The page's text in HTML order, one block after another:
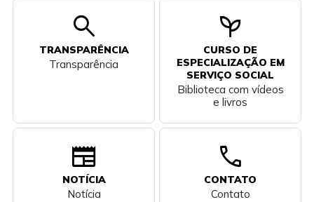
search
TRANSPARÊNCIA
Transparência
psychiatry
CURSO DE
ESPECIALIZAÇÃO EM
SERVIÇO SOCIAL
Biblioteca com vídeos
e livros
newspaper
NOTÍCIA
Notícia
call
CONTATO
Contato